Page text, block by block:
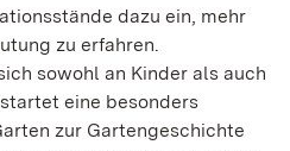
dazu ein, mehr
zu erfahren.
sowohl an Kinder als auch
eine besonders
zur Gartengeschichte